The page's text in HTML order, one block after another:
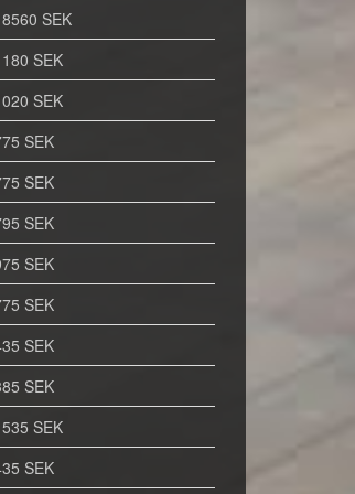
SEK
SEK
SEK
SEK
SEK
SEK
SEK
SEK
SEK
SEK
SEK
SEK